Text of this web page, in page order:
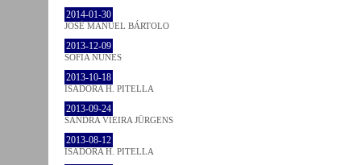
2014-01-30
JOSÉ MANUEL BÁRTOLO
2013-12-09
SOFIA NUNES
2013-10-18
ISADORA H. PITELLA
2013-09-24
SANDRA VIEIRA JÜRGENS
2013-08-12
ISADORA H. PITELLA